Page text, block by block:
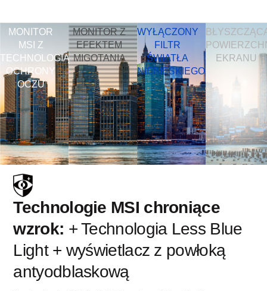
MONITOR
MSI Z
TECHNOLOGIĄ
OCHRONY
OCZU
MONITOR Z
EFEKTEM
MIGOTANIA
WYŁĄCZONY
FILTR
ŚWIATŁA
NIEBIESKIEGO
EKRANU
Technologie MSI chroniące
wzrok: + Technologia Less Blue
Light + wyświetlacz z powłoką
antyodblaskową